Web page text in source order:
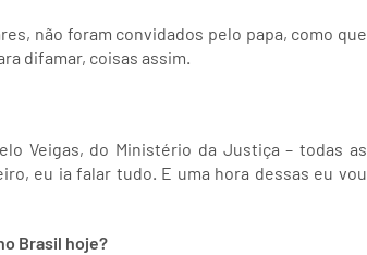
não foram convidados pelo papa, como que
difamar, coisas assim.
Veigas, do Ministério da Justiça – todas as
eu ia falar tudo. E uma hora dessas eu vou
Brasil hoje?